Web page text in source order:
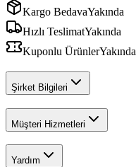
Kargo BedavaYakında
Hızlı TeslimatYakında
Kuponlu ÜrünlerYakında
Şirket Bilgileri
Müşteri Hizmetleri
Yardım